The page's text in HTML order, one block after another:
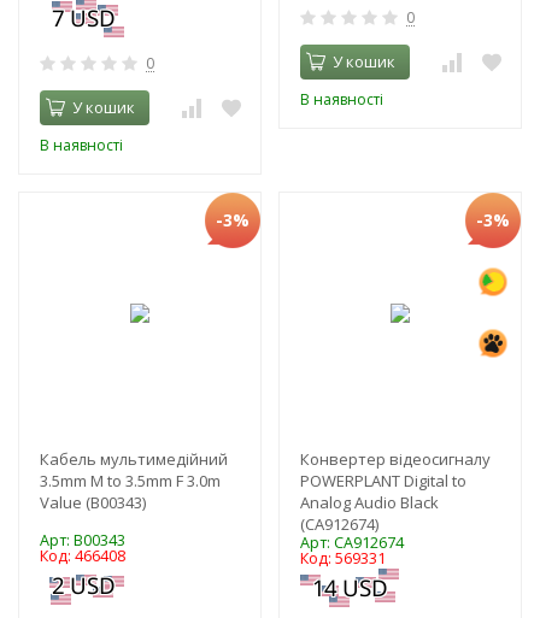
0
У кошик
В наявності
0
У кошик
В наявності
-3%
Кабель мультимедійний
3.5mm M to 3.5mm F 3.0m
Value (B00343)
Арт: B00343
Код: 466408
-3%
Конвертер відеосигналу
POWERPLANT Digital to
Analog Audio Black
(CA912674)
Арт: CA912674
Код: 569331